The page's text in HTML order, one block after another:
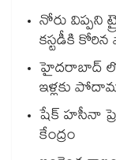
నోరు విప్పని
కస్టడీకి
హైదరాబాద్ లో
ఇళ్లకు
షేక్ హసీనా
కేంద్రం